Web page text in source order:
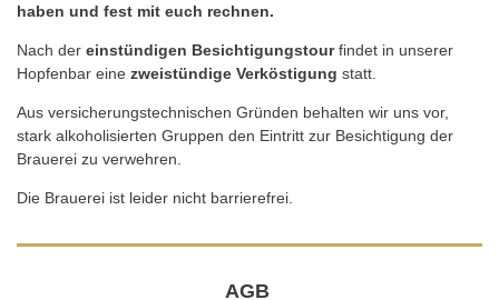
haben und fest mit euch rechnen.
Nach der einstündigen Besichtigungstourfindet in unserer
Hopfenbar eine zweistündige Verköstigung statt.
Aus versicherungstechnischen Gründen behalten wir uns vor,
stark alkoholisierten Gruppen den Eintritt zur Besichtigung der
Brauerei zu verwehren.
Die Brauerei ist leider nicht barrierefrei.
AGB